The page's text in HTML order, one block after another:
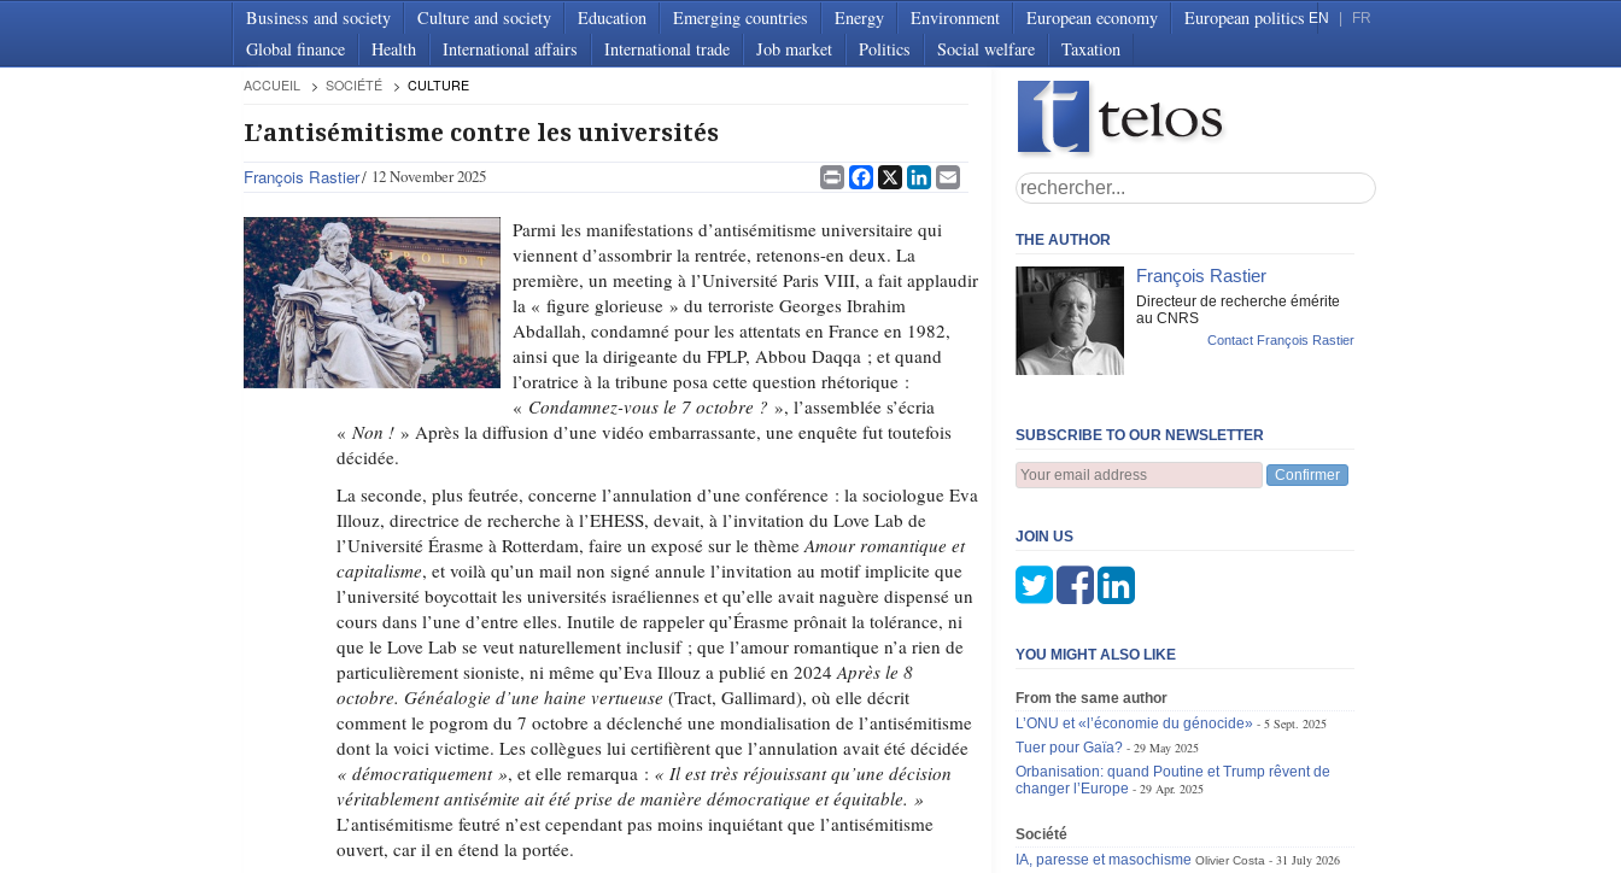
Business and society Culture and society Education Emerging countries Energy Environment European economy
European politics
Global finance
Health International affairs International trade Job market Politics Social welfare Taxation
EN FR
ACCUEIL SOCIÉTÉ CULTURE
L’antisémitisme contre les universités
François Rastier 12 November 2025 PrintFacebook
X LinkedIn
Email
Parmi les manifestations d’antisémitisme universitaire qui
viennent d’assombrir la rentrée, retenons-en deux. La
première, un meeting à l’Université Paris VIII, a fait applaudir
la « figure glorieuse » du terroriste Georges Ibrahim
Abdallah, condamné pour les attentats en France en 1982,
ainsi que la dirigeante du FPLP, Abbou Daqqa ; et quand
l’oratrice à la tribune posa cette question rhétorique :
« Condamnez-vous le 7 octobre ? », l’assemblée s’écria
«Non ! » Après la diffusion d’une vidéo embarrassante, une enquête fut toutefois
décidée.
La seconde, plus feutrée, concerne l’annulation d’une conférence : la sociologue Eva
Illouz, directrice de recherche à l’EHESS, devait, à l’invitation du Love Lab de
l’Université Érasme à Rotterdam, faire un exposé sur le thèmeAmour romantique et
capitalisme, et voilà qu’un mail non signé annule l’invitation au motif implicite que
l’université boycottait les universités israéliennes et qu’elle avait naguère dispensé un
cours dans l’une d’entre elles. Inutile de rappeler qu’Érasme prônait la tolérance, ni
que le Love Lab se veut naturellement inclusif ; que l’amour romantique n’a rien de
particulièrement sioniste, ni même qu’Eva Illouz a publié en 2024Après le 8
octobre. Généalogie d’une haine vertueuse (Tract, Gallimard), où elle décrit
comment le pogrom du 7 octobre a déclenché une mondialisation de l’antisémitisme
dont la voici victime. Les collègues lui certifièrent que l’annulation avait été décidée
« démocratiquement », et elle remarqua : « Il est très réjouissant qu’une décision
véritablement antisémite ait été prise de manière démocratique et équitable. »
L’antisémitisme feutré n’est cependant pas moins inquiétant que l’antisémitisme
ouvert, car il en étend la portée.
THE AUTHOR
François Rastier
Directeur de recherche émérite
au CNRS
Contact François Rastier
SUBSCRIBE TO OUR NEWSLETTER
Confirmer
JOIN US
YOU MIGHT ALSO LIKE
From the same author
L’ONU et «l’économie du génocide»
5 Sept. 2025
Tuer pour Gaïa?
29 May 2025
Orbanisation: quand Poutine et Trump rêvent de
changer l’Europe
29 Apr. 2025
Société
IA, paresse et masochisme Olivier Costa
31 July 2026